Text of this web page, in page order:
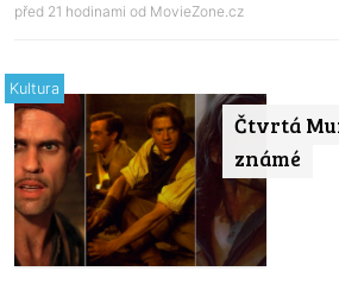
před 21 hodinami od MovieZone.cz
Čtvrtá
známé
Kultura